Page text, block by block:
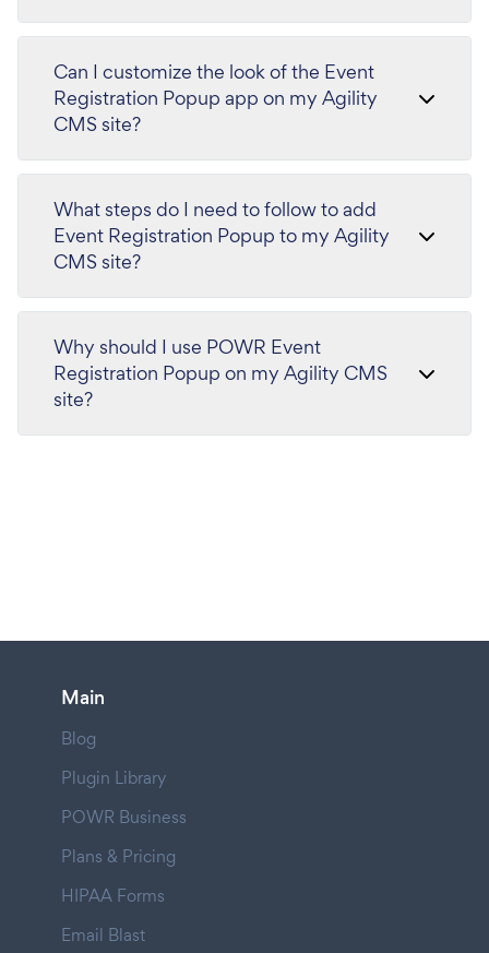
Can I customize the look of the Event
Registration Popup app on my Agility
CMS site?
What steps do I need to follow to add
Event Registration Popup to my Agility
CMS site?
Why should I use POWR Event
Registration Popup on my Agility CMS
site?
Main
Blog
Plugin Library
POWR Business
Plans & Pricing
HIPAA Forms
Email Blast